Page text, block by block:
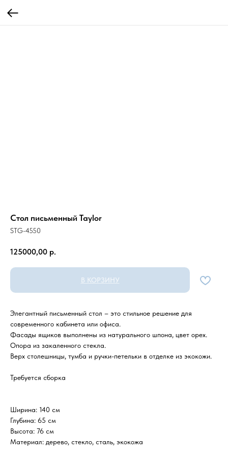
Стол письменный Taylor
STG-4550
125000,00 р.
В КОРЗИНУ
Элегантный письменный стол – это стильное решение для
современного кабинета или офиса.
Фасады ящиков выполнены из натурального шпона, цвет орех.
Опора из закаленного стекла.
Верх столешницы, тумба и ручки-петельки в отделке из экокожи.
Требуется сборка
Ширина: 140 см
Глубина: 65 см
Высота: 76 см
Материал: дерево, стекло, сталь, экокожа